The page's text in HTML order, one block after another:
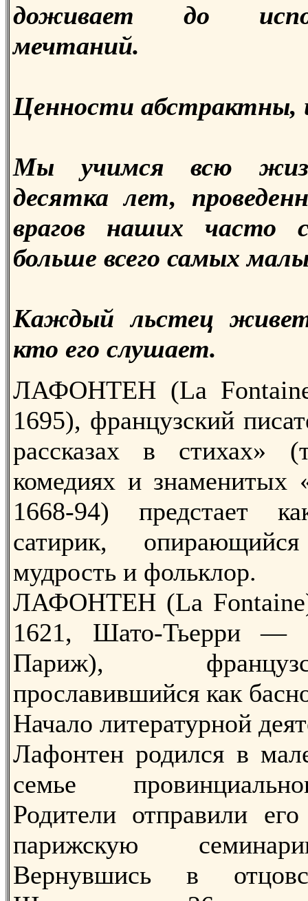
доживает до
мечтаний.
Ценности абстрактны,
Мы учимся всю
десятка лет,
врагов наших часто
больше всего самых
Каждый льстец
кто его слушает.
ЛАФОНТЕН (La
1695), французский
рассказах в стихах»
комедиях и знаменитых
1668-94) предстает
сатирик,
мудрость и фольклор.
ЛАФОНТЕН (La
1621, Шато-Тьерри —
Париж),
прославившийся как
Начало литературной
Лафонтен родился в
семье
Родители отправили
парижскую
Вернувшись в